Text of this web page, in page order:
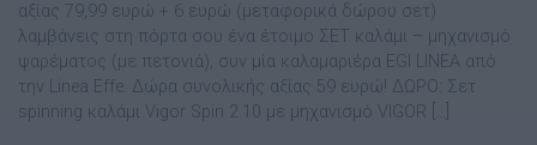
αξίας 79,99 ευρώ + 6 ευρώ (μεταφορικά δώρου σετ)
λαμβάνεις στη πόρτα σου ένα έτοιμο ΣΕΤ καλάμι – μηχανισμό
ψαρέματος (με πετονιά), συν μία καλαμαριέρα EGI LINEA από
την Linea Effe. Δώρα συνολικής αξίας 59 ευρώ! ΔΩΡΟ: Σετ
spinning καλάμι Vigor Spin 2.10 με μηχανισμό VIGOR […]